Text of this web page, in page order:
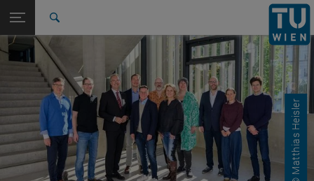
TU Login
Quicklinks
Quicklinks-Menü umschalten
Studium
International
Karriere
Zur 1. Menü Ebene
Forschung
Zurück: Subseiten von Responsible Research Practices auflisten
Zurück zur letzten Ebene:
Responsible Research Practices
Research Ethics Committee © Matthias Heisler